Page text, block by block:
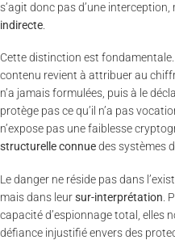
s’agit donc pas d’une interception,
indirecte
Cette distinction est
contenu revient à attribuer au
n’a jamais formulées, puis à le
protège pas ce qu’il n’a pas
n’expose pas une faiblesse
structurelle connuedes systèmes
Le danger ne réside pas dans
mais dans leursur-interprétation .
capacité d’espionnage total, elles
défiance injustifié envers des